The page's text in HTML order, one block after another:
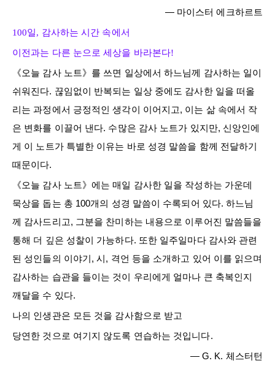
― 마이스터 에크하르트
100일, 감사하는 시간 속에서
이전과는 다른 눈으로 세상을 바라본다!
《오늘 감사 노트》를 쓰면 일상에서 하느님께 감사하는 일이
쉬워진다. 끊임없이 반복되는 일상 중에도 감사한 일을 떠올
리는 과정에서 긍정적인 생각이 이어지고, 이는 삶 속에서 작
은 변화를 이끌어 낸다. 수많은 감사 노트가 있지만, 신앙인에
게 이 노트가 특별한 이유는 바로 성경 말씀을 함께 전달하기
때문이다.
《오늘 감사 노트》에는 매일 감사한 일을 작성하는 가운데
묵상을 돕는 총 100개의 성경 말씀이 수록되어 있다. 하느님
께 감사드리고, 그분을 찬미하는 내용으로 이루어진 말씀들을
통해 더 깊은 성찰이 가능하다. 또한 일주일마다 감사와 관련
된 성인들의 이야기, 시, 격언 등을 소개하고 있어 이를 읽으며
감사하는 습관을 들이는 것이 우리에게 얼마나 큰 축복인지
깨달을 수 있다.
나의 인생관은 모든 것을 감사함으로 받고
당연한 것으로 여기지 않도록 연습하는 것입니다.
― G. K. 체스터턴